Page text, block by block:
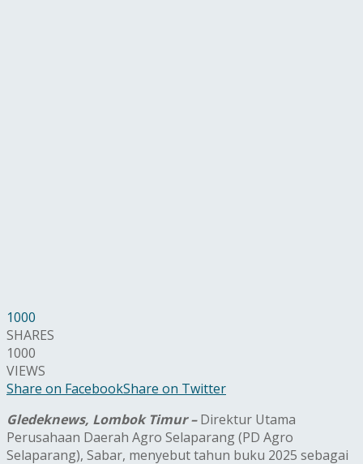
1000
SHARES
1000
VIEWS
Share on FacebookShare on Twitter
Gledeknews, Lombok Timur – Direktur Utama
Perusahaan Daerah Agro Selaparang (PD Agro
Selaparang), Sabar, menyebut tahun buku 2025 sebagai